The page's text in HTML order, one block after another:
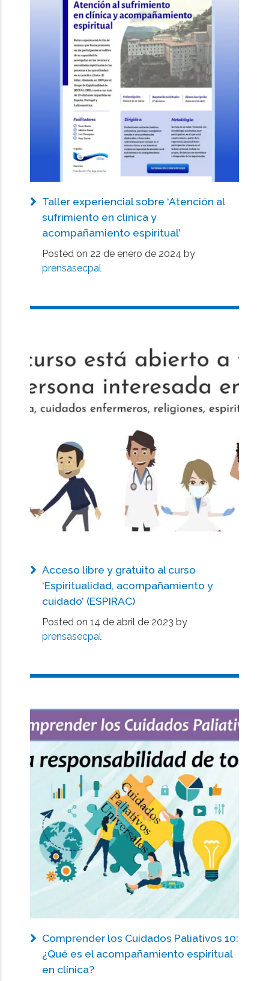
Taller experiencial sobre ‘Atención al
sufrimiento en clínica y
acompañamiento espiritual’
Posted on 22 de enero de 2024 by
prensasecpal
Acceso libre y gratuito al curso
‘Espiritualidad, acompañamiento y
cuidado’ (ESPIRAC)
Posted on 14 de abril de 2023 by
prensasecpal
Comprender los Cuidados Paliativos 10:
¿Qué es el acompañamiento espiritual
en clínica?